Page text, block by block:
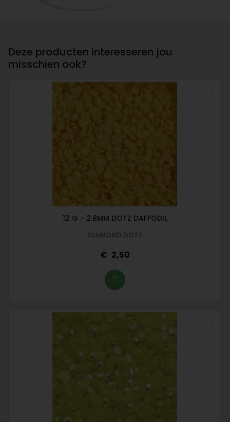
Deze producten interesseren jou
misschien ook?
12 G - 2.8MM DOTZ DAFFODIL
DIAMOND DOTZ
2,50